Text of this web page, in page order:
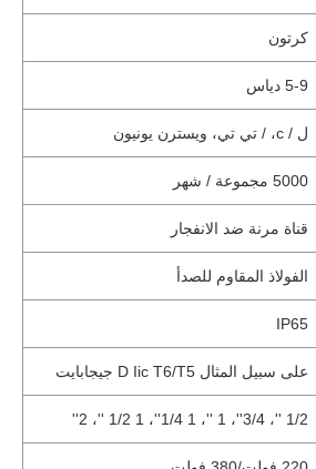
كرتون
5-9 دياس
ل / c، / تي تي، ويسترن يونيون
5000 مجموعة / شهر
قناة مرنة ضد الانفجار
الفولاذ المقاوم للصدأ
IP65
على سبيل المثال D Iic T6/T5 جيجابايت
1/2 ''، 3/4''، 1 ''، 1 1/4''، 1 1/2 ''، 2''